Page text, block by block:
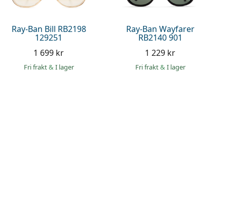
Ray-Ban Bill RB2198
129251
1 699 kr
Fri frakt& I lager
Ray-Ban Wayfarer
RB2140 901
1 229 kr
Fri frakt& I lager